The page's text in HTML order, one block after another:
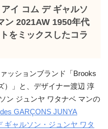
イ コム デ ギャルソ
ン 2021AW 1950年代
をミックスしたコラ
ッションブランド「Brooks
）」と、デザイナー渡辺 淳
ン ジュンヤ ワタナベ マンの
GARÇONS JUNYA
ギャルソン・ジュンヤ ワタ